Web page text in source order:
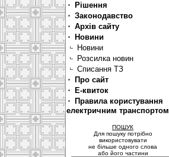
Рішення
Законодавство
Архів сайту
Новини
Новини
Розсилка новин
Списання ТЗ
Про сайт
Е-квиток
Правила користування
електричним транспортом
ПОШУК
Для пошуку потрібно
використовувати
не більше одного слова
або його частини